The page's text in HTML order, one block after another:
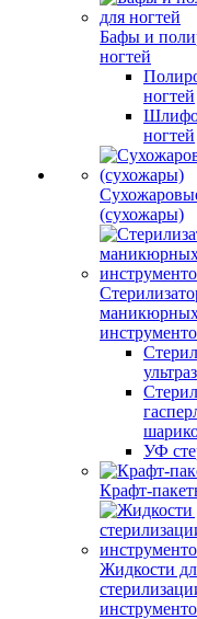
Бафы и
ногтей
ногтей
ногтей
(сухожары)
УФ
Крафт-
Жидкости